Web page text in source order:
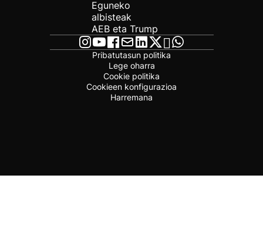
Eguneko
albisteak
AEB eta Trump
Pribatutasun politika
Lege oharra
Cookie politika
Cookieen konfigurazioa
Harremana